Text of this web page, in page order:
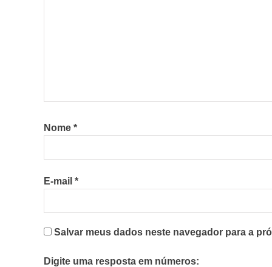
Nome *
E-mail *
Salvar meus dados neste navegador para a
Digite uma resposta em números: